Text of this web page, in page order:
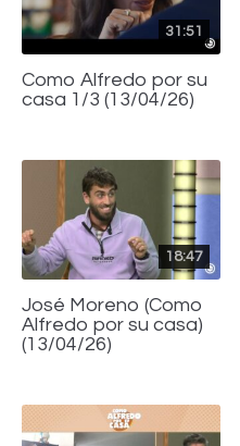
31:51
Como Alfredo por su
casa 1/3 (13/04/26)
18:47
José Moreno (Como
Alfredo por su casa)
(13/04/26)